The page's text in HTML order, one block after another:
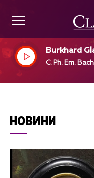
Burkhard
ollegium
C. Ph. Em.
НОВИНИ